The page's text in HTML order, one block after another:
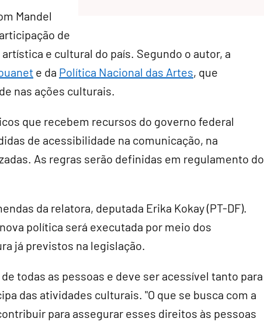
Mandel
de
e cultural do país. Segundo o autor, a
e da Política Nacional das Artes, que
nas ações culturais.
que recebem recursos do governo federal
de acessibilidade na comunicação, na
As regras serão definidas em regulamento do
da relatora, deputada Erika Kokay (PT-DF).
política será executada por meio dos
já previstos na legislação.
todas as pessoas e deve ser acessível tanto para
das atividades culturais. "O que se busca com a
para assegurar esses direitos às pessoas